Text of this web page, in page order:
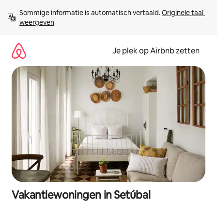
direct
naar
Sommige informatie is automatisch vertaald. Originele taal
weergeven
Je plek op Airbnb zetten
Vakantiewoningen in Setúbal